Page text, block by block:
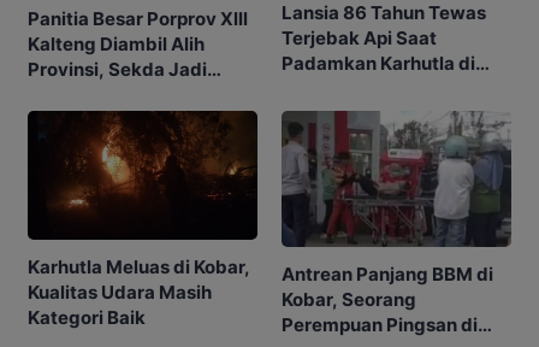
Panitia Besar Porprov Xlll
Kalteng Diambil Alih
Provinsi, Sekda Jadi
Lansia 86 Tahun Tewas
Terjebak Api Saat
Padamkan Karhutla di
Karhutla Meluas di Kobar,
Kualitas Udara Masih
Kategori Baik
Antrean Panjang BBM di
Kobar, Seorang
Perempuan Pingsan di